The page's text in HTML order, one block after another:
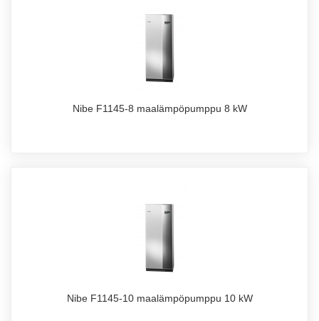
Nibe F1145-8 maalämpöpumppu 8 kW
Nibe F1145-10 maalämpöpumppu 10 kW